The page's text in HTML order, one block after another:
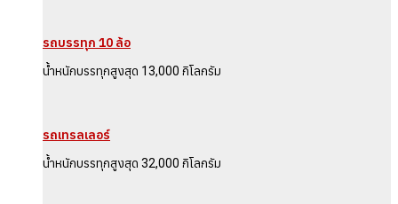
รถบรรทุก 10 ล้อ
น้ำหนักบรรทุกสูงสุด 13,000 กิโลกรัม
รถเทรลเลอร์
น้ำหนักบรรทุกสูงสุด 32,000 กิโลกรัม